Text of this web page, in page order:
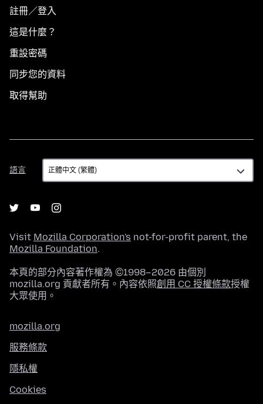
註冊／登入
這是什麼？
重設密碼
同步您的資料
取得幫助
語言
語
言
Visit Mozilla Corporation's not-for-profit parent, the
Mozilla Foundation.
本頁的部分內容著作權為 ©1998–2026 由個別
mozilla.org 貢獻者所有。內容依照創用 CC 授權條款授權
大眾使用。
mozilla.org
服務條款
隱私權
Cookies